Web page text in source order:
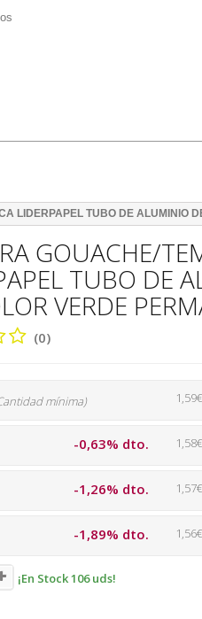
LIDERPAPEL TUBO DE ALUMINIO
GOUACHE/
TUBO DE
VERDE
(0)
mínima)
-0,63% dto.
-1,26% dto.
-1,89% dto.
¡En Stock 106 uds!